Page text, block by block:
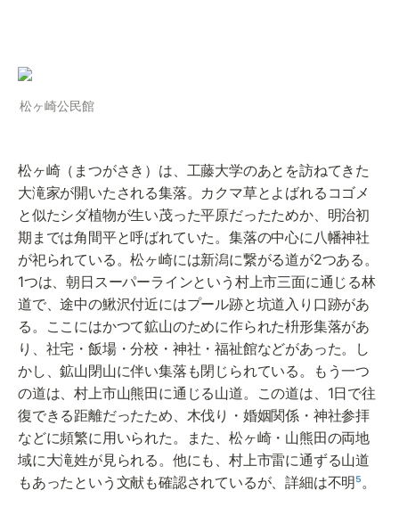
松ヶ崎公民館
松ヶ崎（まつがさき）は、工藤大学のあとを訪ねてきた
大滝家が開いたされる集落。カクマ草とよばれるコゴメ
と似たシダ植物が生い茂った平原だったためか、明治初
期までは角間平と呼ばれていた。集落の中心に八幡神社
が祀られている。松ヶ崎には新潟に繋がる道が2つある。
1つは、朝日スーパーラインという村上市三面に通じる林
道で、途中の鰍沢付近にはプール跡と坑道入り口跡があ
る。ここにはかつて鉱山のために作られた枡形集落があ
り、社宅・飯場・分校・神社・福祉館などがあった。し
かし、鉱山閉山に伴い集落も閉じられている。もう一つ
の道は、村上市山熊田に通じる山道。この道は、1日で往
復できる距離だったため、木伐り・婚姻関係・神社参拝
などに頻繁に用いられた。また、松ヶ崎・山熊田の両地
域に大滝姓が見られる。他にも、村上市雷に通ずる山道
もあったという文献も確認されているが、詳細は不明⁵。